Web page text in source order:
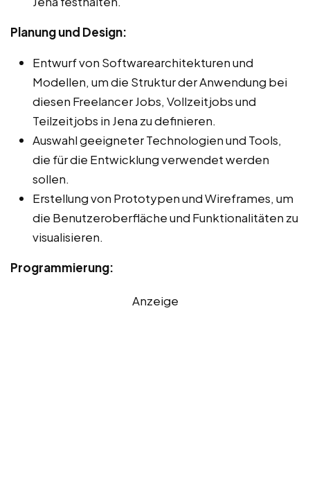
Planung und Design:
Entwurf von Softwarearchitekturen und
Modellen, um die Struktur der Anwendung bei
diesen Freelancer Jobs, Vollzeitjobs und
Teilzeitjobs in Jena zu definieren.
Auswahl geeigneter Technologien und Tools,
die für die Entwicklung verwendet werden
sollen.
Erstellung von Prototypen und Wireframes, um
die Benutzeroberfläche und Funktionalitäten zu
visualisieren.
Programmierung:
Anzeige